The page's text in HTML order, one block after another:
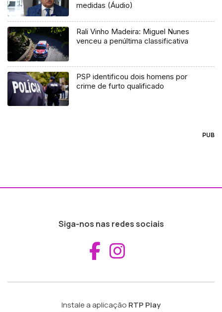
medidas (Áudio)
Rali Vinho Madeira: Miguel Nunes
venceu a penúltima classificativa
PSP identificou dois homens por
crime de furto qualificado
PUB
Siga-nos nas redes sociais
Aceder ao
Instale a aplicação RTP Play